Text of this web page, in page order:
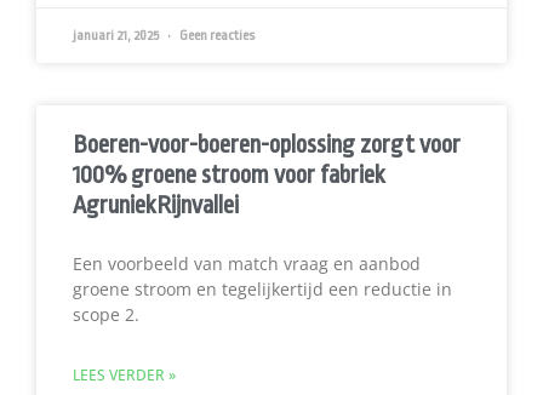
januari 21, 2025 Geen reacties
Boeren-voor-boeren-oplossing zorgt voor
100% groene stroom voor fabriek
AgruniekRijnvallei
Een voorbeeld van match vraag en aanbod
groene stroom en tegelijkertijd een reductie in
scope 2.
LEES VERDER »